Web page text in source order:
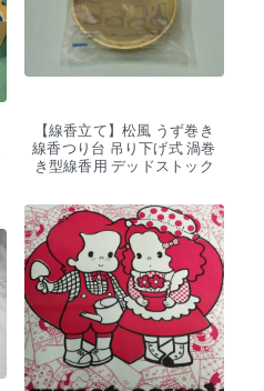
【線香立て】松風 うず巻き
線香つり台 吊り下げ式 渦巻
き型線香用 デッドストック